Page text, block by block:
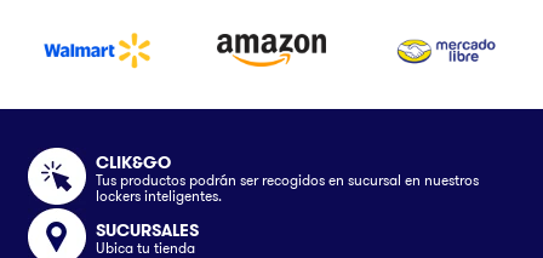
CLIK&GO
Tus productos podrán ser recogidos en sucursal en nuestros
lockers inteligentes.
SUCURSALES
Ubica tu tienda